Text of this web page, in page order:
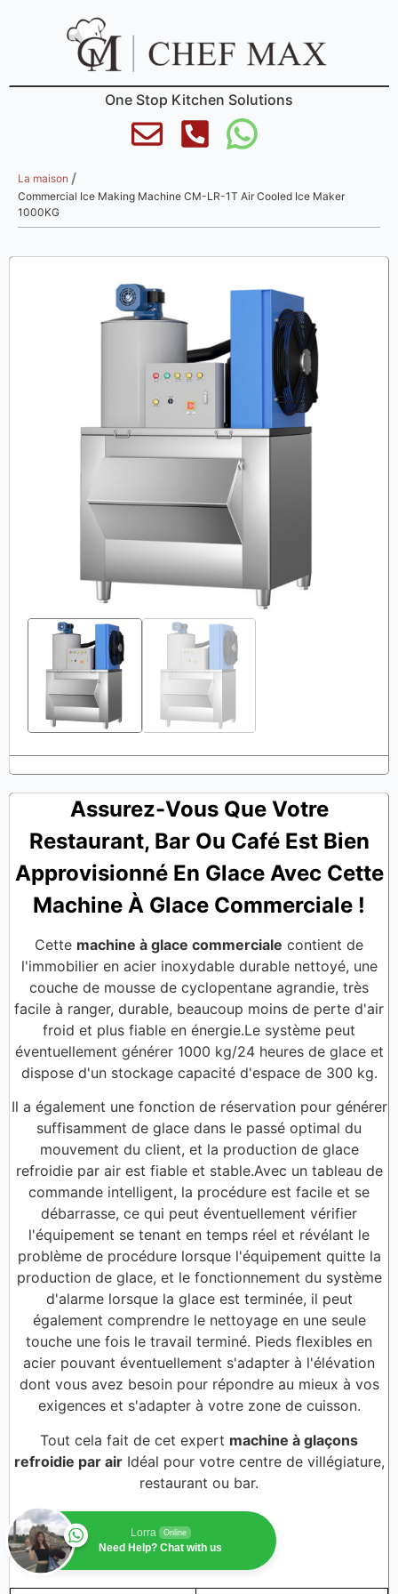
One Stop Kitchen Solutions
La maison /
Commercial Ice Making Machine CM-LR-1T Air Cooled Ice Maker
1000KG
Assurez-Vous Que Votre
Restaurant, Bar Ou Café Est Bien
Approvisionné En Glace Avec Cette
Machine À Glace Commerciale !
Cette machine à glace commerciale contient de
l'immobilier en acier inoxydable durable nettoyé, une
couche de mousse de cyclopentane agrandie, très
facile à ranger, durable, beaucoup moins de perte d'air
froid et plus fiable en énergie.Le système peut
éventuellement générer 1000 kg/24 heures de glace et
dispose d'un stockage capacité d'espace de 300 kg.
Il a également une fonction de réservation pour générer
suffisamment de glace dans le passé optimal du
mouvement du client, et la production de glace
refroidie par air est fiable et stable.Avec un tableau de
commande intelligent, la procédure est facile et se
débarrasse, ce qui peut éventuellement vérifier
l'équipement se tenant en temps réel et révélant le
problème de procédure lorsque l'équipement quitte la
production de glace, et le fonctionnement du système
d'alarme lorsque la glace est terminée, il peut
également comprendre le nettoyage en une seule
touche une fois le travail terminé. Pieds flexibles en
acier pouvant éventuellement s'adapter à l'élévation
dont vous avez besoin pour répondre au mieux à vos
exigences et s'adapter à votre zone de cuisson.
Tout cela fait de cet expert machine à glaçons
refroidie par airIdéal pour votre centre de villégiature,
restaurant ou bar.
Lorra Online
Need Help? Chat with us